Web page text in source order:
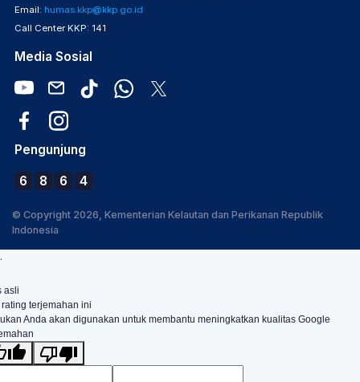
Email: humas.kkp@kkp.go.id
Call Center KKP: 141
Media Sosial
Pengunjung
6 8 6 4
© Copyright 2026, Kementerian Kelautan dan Perikanan Republik
Indonesia
.
asli
terjemahan ini
Anda akan digunakan untuk membantu meningkatkan kualitas Google